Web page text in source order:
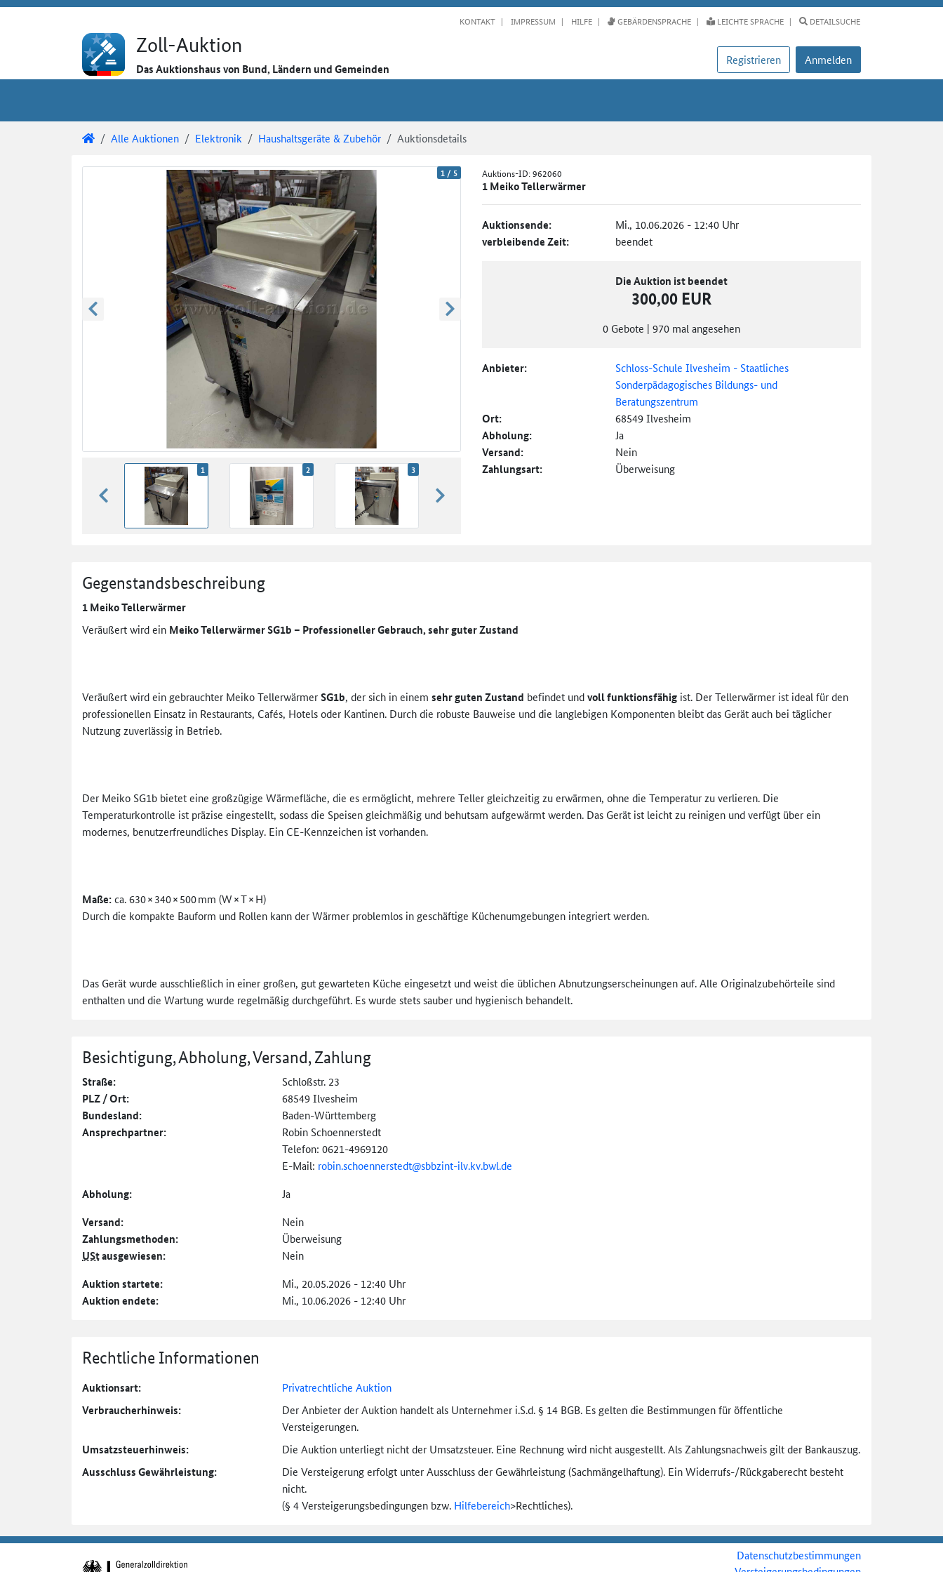
KONTAKT IMPRESSUM HILFE GEBÄRDENSPRACHE LEICHTE SPRACHE DETAILSUCHE
Zoll-Auktion
Das Auktionshaus von Bund, Ländern und Gemeinden
Registrieren Anmelden
Zoll-Auktion
Alle Auktionen Elektronik Haushaltsgeräte & Zubehör Auktionsdetails
Auktionsdetails
Auktionsüberblick 1 / 5
zurück blättern weiter blättern
zurück blättern
1 2 3
weiter blättern
Auktions-ID:962060
1 Meiko Tellerwärmer
Auktionsende: Mi., 10.06.2026 - 12:40 Uhr
verbleibende Zeit: beendet
Die Auktion ist beendet
300,00 EUR
0 Gebote | 970 mal angesehen
Anbieter:
Schloss-Schule Ilvesheim - Staatliches
Sonderpädagogisches Bildungs- und
Beratungszentrum
Ort: 68549 Ilvesheim
Abholung: Ja
Versand: Nein
Zahlungsart: Überweisung
Gegenstandsbeschreibung
1 Meiko Tellerwärmer
Veräußert wird ein Meiko Tellerwärmer SG1b – Professioneller Gebrauch, sehr guter Zustand
Veräußert wird ein gebrauchter Meiko TellerwärmerSG1b, der sich in einem sehr guten Zustand befindet undvoll funktionsfähig ist. Der Tellerwärmer ist ideal für den
professionellen Einsatz in Restaurants, Cafés, Hotels oder Kantinen. Durch die robuste Bauweise und die langlebigen Komponenten bleibt das Gerät auch bei täglicher
Nutzung zuverlässig in Betrieb.
Der Meiko SG1b bietet eine großzügige Wärmefläche, die es ermöglicht, mehrere Teller gleichzeitig zu erwärmen, ohne die Temperatur zu verlieren. Die
Temperaturkontrolle ist präzise eingestellt, sodass die Speisen gleichmäßig und behutsam aufgewärmt werden. Das Gerät ist leicht zu reinigen und verfügt über ein
modernes, benutzerfreundliches Display. Ein CE-Kennzeichen ist vorhanden.
Maße:ca. 630 × 340 × 500 mm (W × T × H)
Durch die kompakte Bauform und Rollen kann der Wärmer problemlos in geschäftige Küchenumgebungen integriert werden.
Das Gerät wurde ausschließlich in einer großen, gut gewarteten Küche eingesetzt und weist die üblichen Abnutzungserscheinungen auf. Alle Originalzubehörteile sind
enthalten und die Wartung wurde regelmäßig durchgeführt. Es wurde stets sauber und hygienisch behandelt.
Besichtigung, Abholung, Versand, Zahlung
Straße: Schloßstr. 23
PLZ / Ort: 68549 Ilvesheim
Bundesland: Baden-Württemberg
Ansprechpartner:
Robin Schoennerstedt
Telefon: 0621-4969120
E-Mail: robin.schoennerstedt@sbbzint-ilv.kv.bwl.de
Abholung: Ja
Versand: Nein
Zahlungs­methoden: Überweisung
UStausgewiesen: Nein
Auktion startete: Mi., 20.05.2026 - 12:40 Uhr
Auktion endete: Mi., 10.06.2026 - 12:40 Uhr
Rechtliche Informationen
Auktionsart: Privatrechtliche Auktion
Verbraucher­hinweis:
Der Anbieter der Auktion handelt als Unternehmer i.S.d. § 14 BGB. Es gelten die Bestimmungen für öffentliche
Versteigerungen.
Umsatzsteuer­hinweis: Die Auktion unterliegt nicht der Umsatzsteuer. Eine Rechnung wird nicht ausgestellt. Als Zahlungsnachweis gilt der Bankauszug.
Ausschluss Gewährleistung: Die Versteigerung erfolgt unter Ausschluss der Gewährleistung (Sachmängel­haftung). Ein Widerrufs-/Rückgaberecht besteht
nicht.
(§ 4 Versteigerungs­bedingungen bzw. Hilfebereich>Rechtliches).
Datenschutzbestimmungen